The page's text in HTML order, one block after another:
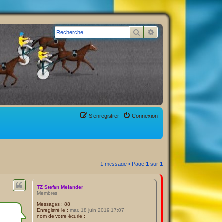
Rechercher
Connexion
S’enregistrer
1 message • Page 1 sur 1
TZ Stefan Melander
Membres
Messages : 88
Enregistré le : mar. 18 juin 2019 17:07
nom de votre écurie :